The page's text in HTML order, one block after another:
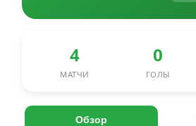
4
МАТЧИ
0
ГОЛЫ
Обзор